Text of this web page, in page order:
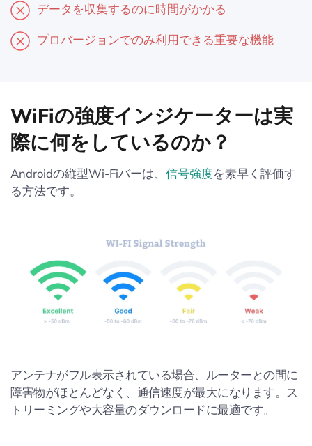
データを収集するのに時間がかかる
プロバージョンでのみ利用できる重要な機能
WiFiの強度インジケーターは実
際に何をしているのか？
Androidの縦型Wi-Fiバーは、 信号強度を素早く評価す
る方法です。
アンテナがフル表示されている場合、ルーターとの間に
障害物がほとんどなく、通信速度が最大になります。ス
トリーミングや大容量のダウンロードに最適です。